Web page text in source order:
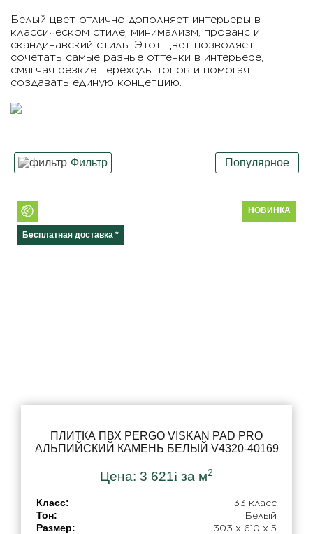
Белый цвет отлично дополняет интерьеры в
классическом стиле, минимализм, прованс и
скандинавский стиль. Этот цвет позволяет
сочетать самые разные оттенки в интерьере,
смягчая резкие переходы тонов и помогая
создавать единую концепцию.
Фильтр Популярное
Класс
Светлый
Темный
Коричневый
Толщина
НОВИНКА
Бесплатная доставка *
ПЛИТКА ПВХ PERGO VISKAN PAD PRO
АЛЬПИЙСКИЙ КАМЕНЬ БЕЛЫЙ V4320-40169
Цена: 3 621i за м2
Класс:
33 класс
Тон:
Белый
Размер:
303 x 610 x 5